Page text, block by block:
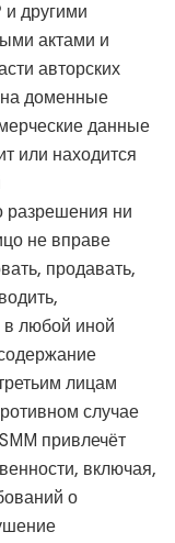
другими
актами и
авторских
на доменные
данные
или находится
разрешения ни
не вправе
продавать,
в любой иной
лицам
случае
привлечёт
включая,
о